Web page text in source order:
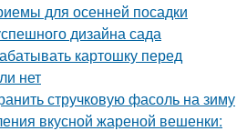
для осенней посадки
дизайна сада
картошку перед
нет
стручковую фасоль на зиму
вкусной жареной вешенки: